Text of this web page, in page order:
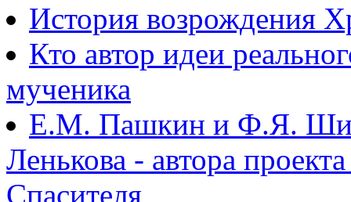
История возрождения
Кто автор идеи
мученика
Е.М. Пашкин и Ф.Я.
Ленькова - автора
Спасителя